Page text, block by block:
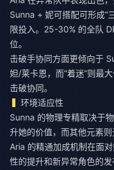
Sunna + 妮可搭配可形成“
限投入。25-30% 的全队
位。
击破手协同方面更倾向于
妲/莱卡恩，而“着迷”则最
击破协同。
环境适应性
Sunna 的物理专精取决于
升她的价值，而其他元素则
Aria 的精通加成机制在面
性的提升和新异常角色的